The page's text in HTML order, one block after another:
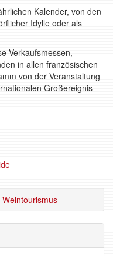
Kalender, von den
Idylle oder als
Verkaufsmessen,
in allen französischen
von der Veranstaltung
Großereignis
Weintourismus